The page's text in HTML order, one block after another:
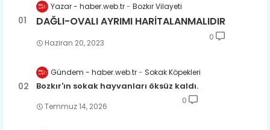
Yazar - haber.web.tr Bozkır Vilayeti
DAĞLI-OVALI AYRIMI HARİTALANMALIDIR
Haziran 20, 2023
0
Gündem - haber.web.tr Sokak Köpekleri
Bozkır'ın sokak hayvanları öksüz kaldı.
Temmuz 14, 2026
0